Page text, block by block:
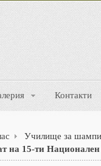
Контакти
Училище за
на 15-ти